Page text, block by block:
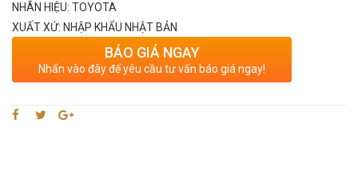
NHÃN HIỆU: TOYOTA
XUẤT XỨ: NHẬP KHẨU NHẬT BẢN
BÁO GIÁ NGAY
Nhấn vào đây để yêu cầu tư vấn báo giá ngay!